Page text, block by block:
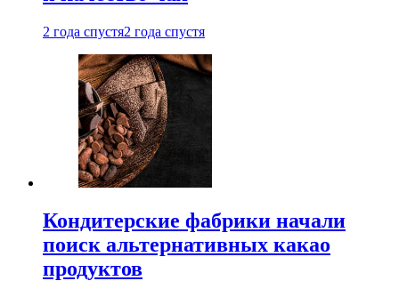
2 года спустя2 года спустя
Кондитерские фабрики начали
поиск альтернативных какао
продуктов